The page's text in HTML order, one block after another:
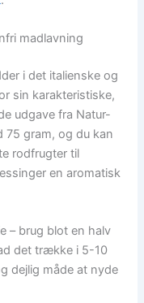
madlavning
i det italienske og
sin karakteristiske,
udgave fra Natur-
75 gram, og du kan
rodfrugter til
en aromatisk
– brug blot en halv
det trække i 5-10
dejlig måde at nyde